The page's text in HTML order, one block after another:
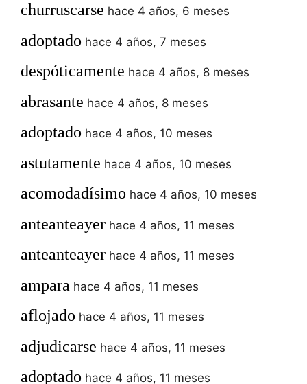
churruscarse hace 4 años, 6 meses
adoptado hace 4 años, 7 meses
despóticamente hace 4 años, 8 meses
abrasante hace 4 años, 8 meses
adoptado hace 4 años, 10 meses
astutamente hace 4 años, 10 meses
acomodadísimo hace 4 años, 10 meses
anteanteayer hace 4 años, 11 meses
anteanteayer hace 4 años, 11 meses
ampara hace 4 años, 11 meses
aflojado hace 4 años, 11 meses
adjudicarse hace 4 años, 11 meses
adoptado hace 4 años, 11 meses